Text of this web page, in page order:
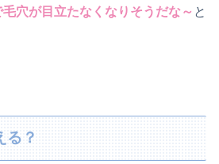
穴が目立たなくなりそうだな～ と
る？